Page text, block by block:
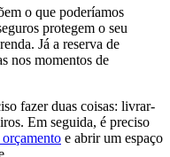
o que poderíamos
protegem o seu
Já a reserva de
nos momentos de
fazer duas coisas: livrar-
Em seguida, é preciso
e abrir um espaço